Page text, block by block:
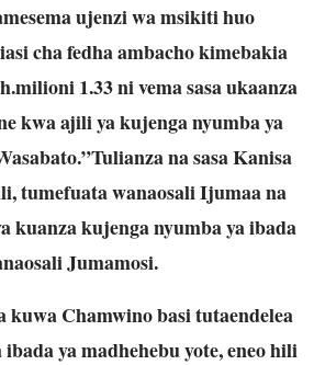
ujenzi wa msikiti huo
cha fedha ambacho kimebakia
1.33 ni vema sasa ukaanza
kwa ajili ya kujenga nyumba ya
na sasa Kanisa
tumefuata wanaosali Ijumaa na
kuanza kujenga nyumba ya ibada
Jumamosi.
kuwa Chamwino basi tutaendelea
ya madhehebu yote, eneo hili